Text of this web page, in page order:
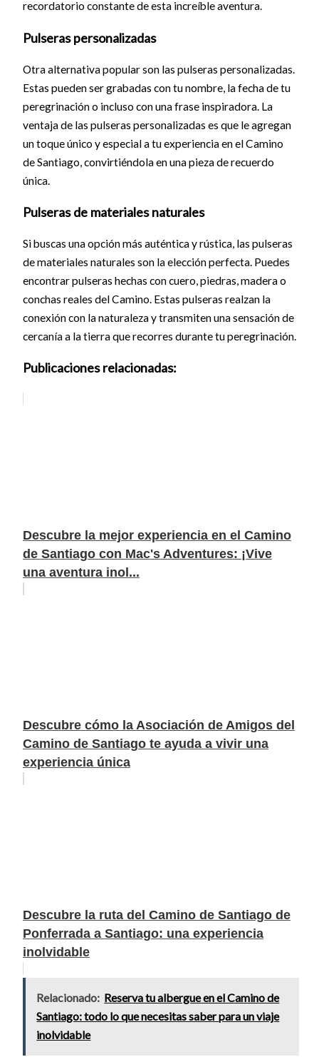
recordatorio constante de esta increíble aventura.
Pulseras personalizadas
Otra alternativa popular son las pulseras personalizadas.
Estas pueden ser grabadas con tu nombre, la fecha de tu
peregrinación o incluso con una frase inspiradora. La
ventaja de las pulseras personalizadas es que le agregan
un toque único y especial a tu experiencia en el Camino
de Santiago, convirtiéndola en una pieza de recuerdo
única.
Pulseras de materiales naturales
Si buscas una opción más auténtica y rústica, las pulseras
de materiales naturales son la elección perfecta. Puedes
encontrar pulseras hechas con cuero, piedras, madera o
conchas reales del Camino. Estas pulseras realzan la
conexión con la naturaleza y transmiten una sensación de
cercanía a la tierra que recorres durante tu peregrinación.
Publicaciones relacionadas:
Descubre la mejor experiencia en el Camino
de Santiago con Mac's Adventures: ¡Vive
una aventura inol...
Descubre cómo la Asociación de Amigos del
Camino de Santiago te ayuda a vivir una
experiencia única
Descubre la ruta del Camino de Santiago de
Ponferrada a Santiago: una experiencia
inolvidable
Relacionado: Reserva tu albergue en el Camino de
Santiago: todo lo que necesitas saber para un viaje
inolvidable